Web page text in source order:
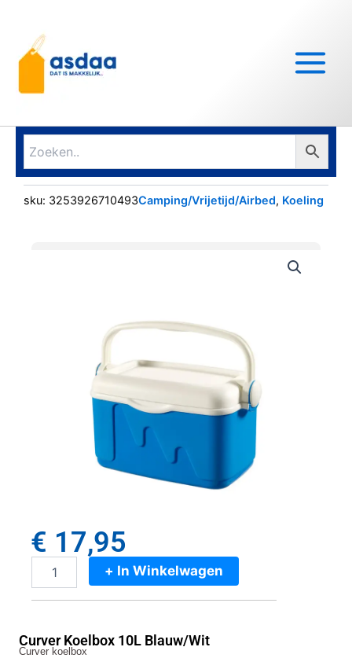
inhoud
sku: 3253926710493Camping/Vrijetijd/Airbed, Koeling
€ 17,95
Curver
aantal
+ In Winkelwagen
Curver Koelbox 10L Blauw/Wit
Curver koelbox